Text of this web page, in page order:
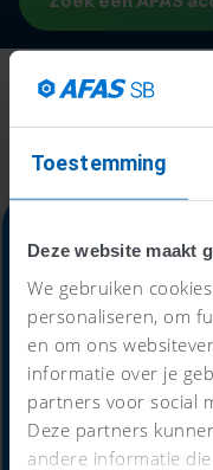
Toestemming
Deze website maakt
We gebruiken
personaliseren, om
en om ons
informatie over je
partners voor social
Deze partners
andere informatie